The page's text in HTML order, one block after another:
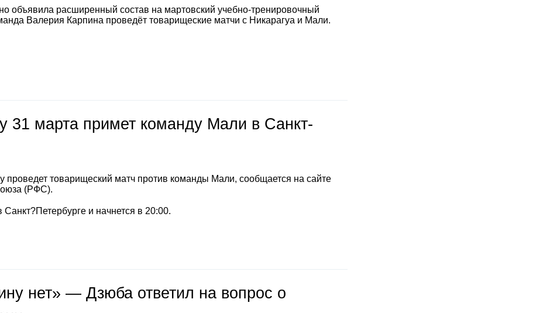
объявила расширенный состав на мартовский учебно-тренировочный
Валерия Карпина проведёт товарищеские матчи с Никарагуа и Мали.
31 марта примет команду Мали в Санкт-
проведет товарищеский матч против команды Мали, сообщается на сайте
(РФС).
Санкт?Петербурге и начнется в 20:00.
нет» — Дзюба ответил на вопрос о